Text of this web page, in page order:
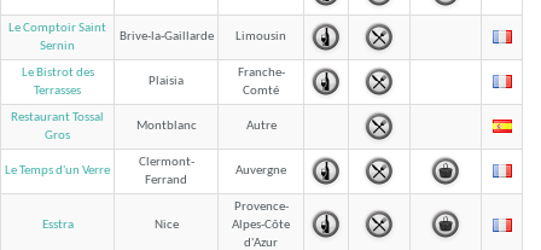
Le Comptoir Saint
Sernin
Brive-la-Gaillarde Limousin
Le Bistrot des
Terrasses
Plaisia
Franche-
Comté
Restaurant Tossal
Gros
Montblanc Autre
Le Temps d'un Verre
Clermont-
Ferrand
Auvergne
Esstra Nice
Provence-
Alpes-Côte
d'Azur